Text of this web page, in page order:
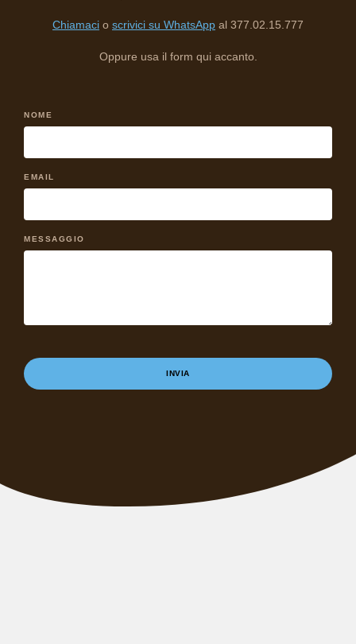
Chiamaci o scrivici su WhatsApp al 377.02.15.777
Oppure usa il form qui accanto.
NOME
EMAIL
MESSAGGIO
INVIA